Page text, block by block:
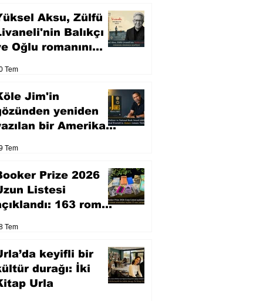
Aksu, Zülfü
Balıkçı
Oğlu romanını
Tem
Jim'in
yeniden
bir Amerikan
Tem
Prize 2026
Listesi
163 roman
Tem
keyifli bir
durağı: İki
Urla